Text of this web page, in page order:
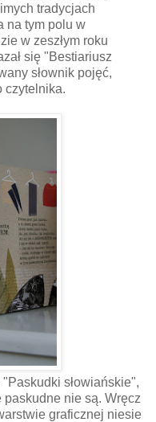
tradycjach
na tym polu w
w zeszłym roku
się "Bestiariusz
słownik pojęć,
czytelnika.
słowiańskie",
paskudne nie są. Wręcz
graficznej niesie